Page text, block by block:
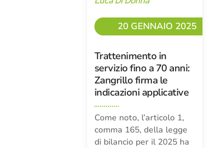
20 GENNAIO 2025
Trattenimento in
servizio fino a 70 anni:
Zangrillo firma le
indicazioni applicative
Come noto, l’articolo 1,
comma 165, della legge
di bilancio per il 2025 ha